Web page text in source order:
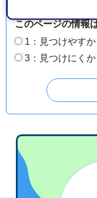
このページの情報
1：見つけやすか
3：見つけにくか